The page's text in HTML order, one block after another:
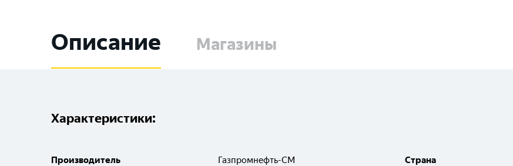
Описание Магазины
Характеристики:
Производитель Газпромнефть-СМ Cтрана